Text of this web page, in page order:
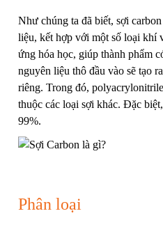
Như chúng ta đã biết, sợi
liệu, kết hợp với một số loại khí
ứng hóa học, giúp thành phẩm
nguyên liệu thô đầu vào sẽ tạo
riêng. Trong đó,
thuộc các loại sợi khác. Đặc
99%.
Phân loại